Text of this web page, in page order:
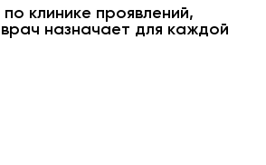
клинике проявлений,
назначает для каждой